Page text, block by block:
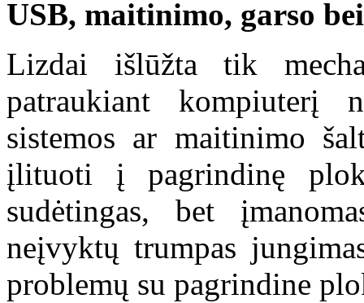
USB, maitinimo, garso
Lizdai išlūžta tik
patraukiant kompiuterį
sistemos ar maitinimo
įlituoti į pagrindinę
sudėtingas, bet
neįvyktų trumpas
problemų su pagrindine